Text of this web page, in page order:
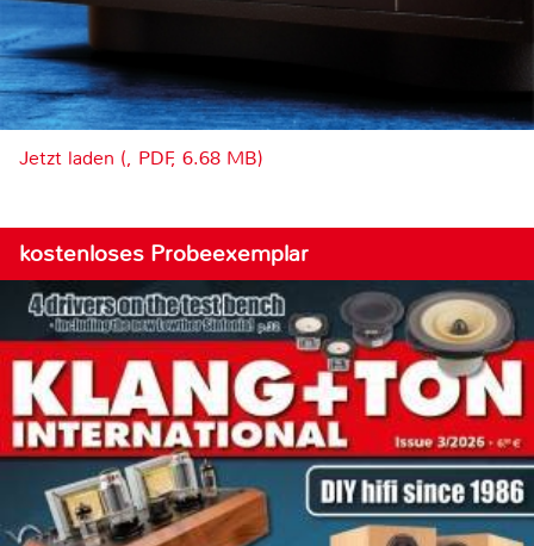
Jetzt laden (, PDF, 6.68 MB)
kostenloses Probeexemplar